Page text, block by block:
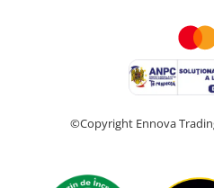
©Copyright Ennova